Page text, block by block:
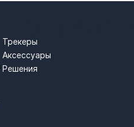
Трекеры
Аксессуары
Решения